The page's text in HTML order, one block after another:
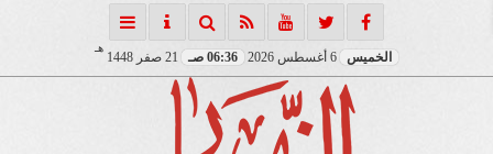
الخميس 06:36 صـ 21 صفر 1448
هـ